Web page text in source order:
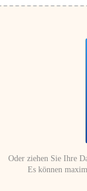
Oder ziehen Sie Ihre
Es können